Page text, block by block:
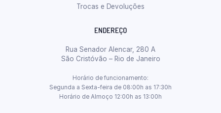
Trocas e Devoluções
ENDEREÇO
Rua Senador Alencar, 280 A
São Cristóvão – Rio de Janeiro
Horário de funcionamento:
Segunda a Sexta-feira de 08:00h as 17:30h
Horário de Almoço 12:00h as 13:00h